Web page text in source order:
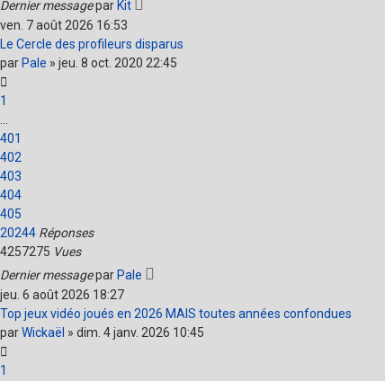
Dernier messagepar Kit
ven. 7 août 2026 16:53
Le Cercle des profileurs disparus
par Pale » jeu. 8 oct. 2020 22:45
1
401
402
403
404
405
20244 Réponses
4257275 Vues
Dernier messagepar Pale
jeu. 6 août 2026 18:27
Top jeux vidéo joués en 2026 MAIS toutes années confondues
parWickaël » dim. 4 janv. 2026 10:45
1